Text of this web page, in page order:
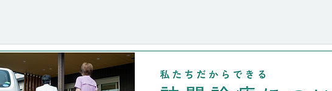
天下で畑仕事を行なってしまった
日